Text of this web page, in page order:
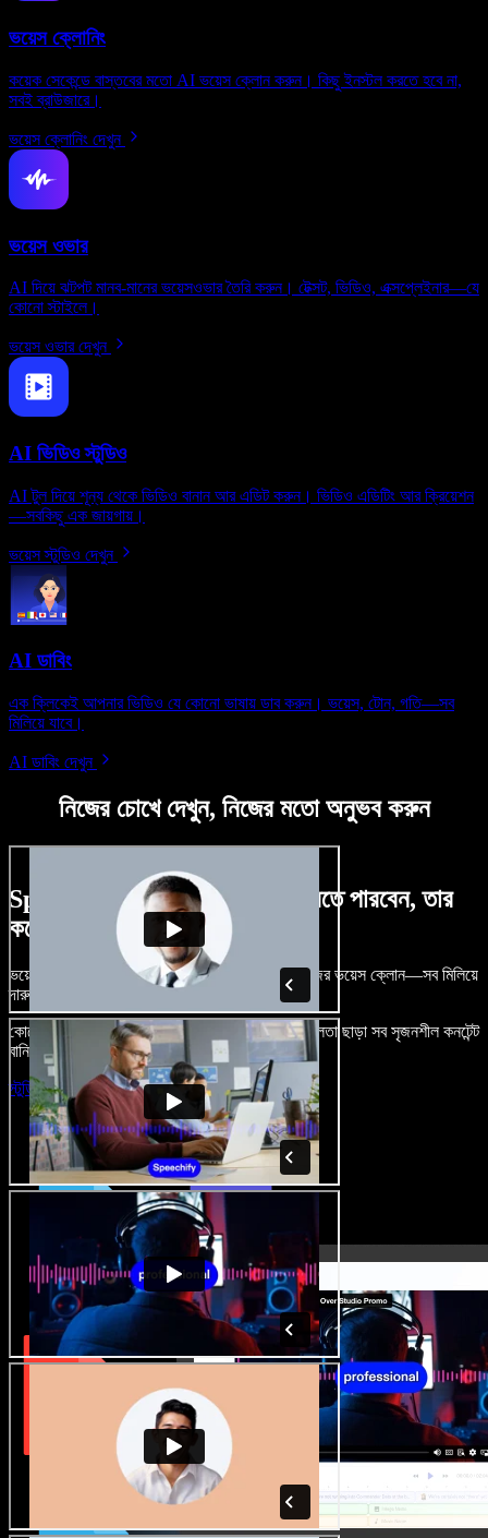
ভয়েস ক্লোনিং
কয়েক সেকেন্ডে বাস্তবের মতো AI ভয়েস ক্লোন করুন। কিছু ইনস্টল করতে হবে না,
সবই ব্রাউজারে।
ভয়েস ক্লোনিং দেখুন
ভয়েস ওভার
AI দিয়ে ঝটপট মানব-মানের ভয়েসওভার তৈরি করুন। টেক্সট, ভিডিও, এক্সপ্লেইনার—যে
কোনো স্টাইলে।
ভয়েস ওভার দেখুন
AI ভিডিও স্টুডিও
AI টুল দিয়ে শূন্য থেকে ভিডিও বানান আর এডিট করুন। ভিডিও এডিটিং আর ক্রিয়েশন
—সবকিছু এক জায়গায়।
ভয়েস স্টুডিও দেখুন
AI ডাবিং
এক ক্লিকেই আপনার ভিডিও যে কোনো ভাষায় ডাব করুন। ভয়েস, টোন, গতি—সব
মিলিয়ে যাবে।
AI ডাবিং দেখুন
নিজের চোখে দেখুন, নিজের মতো অনুভব করুন
Speechify Studio দিয়ে কী কী করতে পারবেন, তার
কয়েকটা উদাহরণ দেখুন
ভয়েসওভার, রয়্যালটি-ফ্রি ছবি, অডিও, ভিডিও যোগ, নিজের ভয়েস ক্লোন—সব মিলিয়ে
দারুণ মনে রাখার মতো অডিও-ভিডিও প্রজেক্ট বানান।
কোনো শেখার ঝামেলা নেই, শুধু ব্রাউজারে খুলুন—আর দুর্বলতা ছাড়া সব সৃজনশীল কনটেন্ট
বানিয়ে ফেলুন।
স্টুডিও চালু করুন